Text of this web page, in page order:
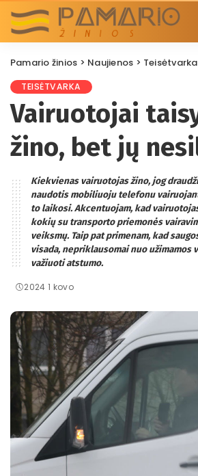
Pamario žinios > Naujienos > Teisėtvarka
TEISĖTVARKA
Vairuotojai
žino, bet jų
Kiekvienas vairuotojas žino, jog
naudotis mobiliuoju telefonu
to laikosi. Akcentuojam, kad
kokių su transporto priemonės
veiksmų. Taip pat primenam, kad
visada, nepriklausomai nuo užimamos
važiuoti atstumo.
2024 1 kovo